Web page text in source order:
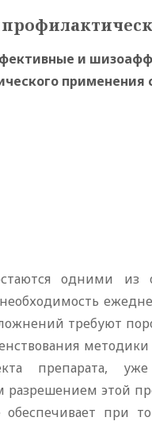
и
применения
одними из
требуют
препарата,
этой
обеспечивает при